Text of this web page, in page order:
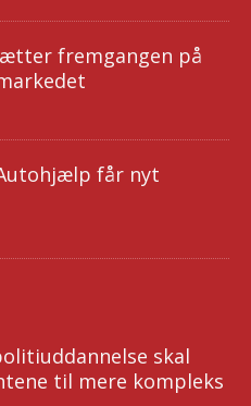
fremgangen på
får nyt
skal
til mere kompleks